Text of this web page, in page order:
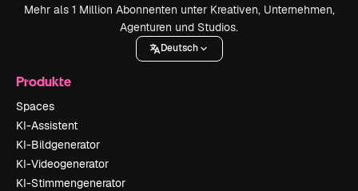
Mehr als 1 Million Abonnenten unter Kreativen, Unternehmen,
Agenturen und Studios.
Deutsch
Produkte
Spaces
KI-Assistent
KI-Bildgenerator
KI-Videogenerator
KI-Stimmengenerator